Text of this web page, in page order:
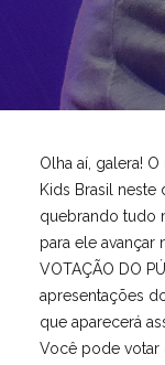
Olha aí, galera!
Kids Brasil neste
quebrando tudo
para ele avançar
VOTAÇÃO DO
apresentações
que aparecerá
Você pode votar